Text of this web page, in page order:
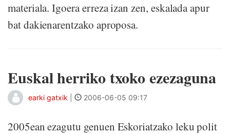
materiala. Igoera erreza izan zen, eskalada apur
bat dakienarentzako aproposa.
Euskal herriko txoko ezezaguna
earki gatxik 2006-06-05 09:17
2005ean ezagutu genuen Eskoriatzako leku polit